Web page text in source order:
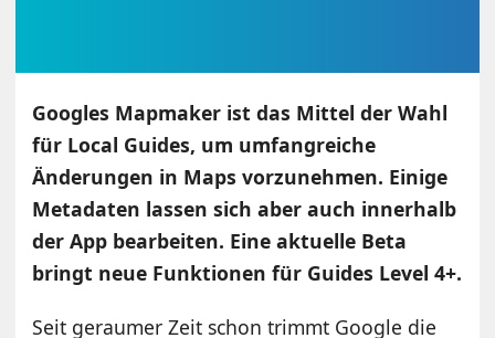
Googles Mapmaker ist das Mittel der Wahl
für Local Guides, um umfangreiche
Änderungen in Maps vorzunehmen. Einige
Metadaten lassen sich aber auch innerhalb
der App bearbeiten. Eine aktuelle Beta
bringt neue Funktionen für Guides Level 4+.
Seit geraumer Zeit schon trimmt Google die